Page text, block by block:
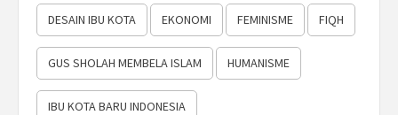
DESAIN IBU KOTA EKONOMI FEMINISME FIQH
GUS SHOLAH MEMBELA ISLAM HUMANISME
IBU KOTA BARU INDONESIA